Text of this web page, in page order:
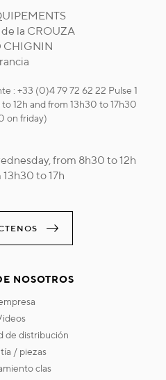
la CROUZA
CHIGNIN
: +33 (0)4 79 72 62 22 Pulse 1
12h and from 13h30 to 17h30
on friday)
from 8h30 to 12h
to 17h
NOSOTROS
videos
de distribución
/ piezas
clas